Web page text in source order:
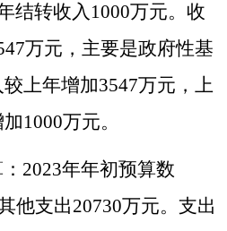
结转收入 1000万元。收
万元，主要是政府性基
上年增加3547万元，上
1000万元。
： 2023年年初预算数
他支出20730万元。支出